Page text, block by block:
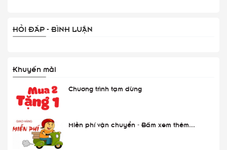
HỎI ĐÁP - BÌNH LUẬN
Khuyến mãi
Chương trình tạm dừng
Miễn phí vận chuyển - Bấm xem thêm...